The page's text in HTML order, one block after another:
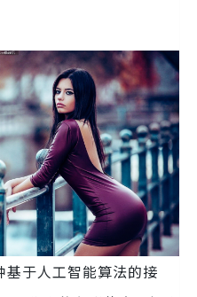
基于人工智能算法的接